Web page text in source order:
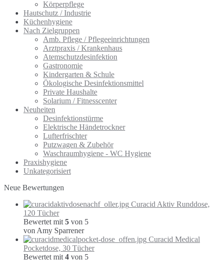
Körperpflege
Hautschutz / Industrie
Küchenhygiene
Nach Zielgruppen
Amb. Pflege / Pflegeeinrichtungen
Arztpraxis / Krankenhaus
Atemschutzdesinfektion
Gastronomie
Kindergarten & Schule
Ökologische Desinfektionsmittel
Private Haushalte
Solarium / Fitnesscenter
Neuheiten
Desinfektionstürme
Elektrische Händetrockner
Lufterfrischter
Putzwagen & Zubehör
Waschraumhygiene - WC Hygiene
Praxishygiene
Unkategorisiert
Neue Bewertungen
Curacid Aktiv Runddose,
120 Tücher
Bewertet mit 5 von 5
von Amy Sparrener
Curacid Medical
Pocketdose, 30 Tücher
Bewertet mit 4 von 5